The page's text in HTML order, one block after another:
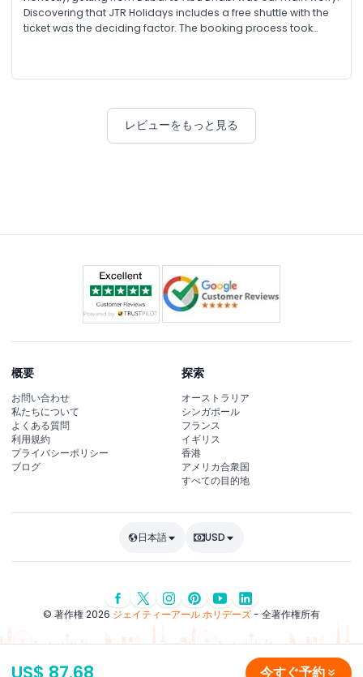
US$ 87.68 今すぐ予約
Discovering that JTR Holidays includes a free shuttle with the
ticket was the deciding factor. The booking process took
レビューをもっと見る
概要
お問い合わせ
私たちについて
よくある質問
利用規約
プライバシーポリシー
ブログ
探索
オーストラリア
シンガポール
フランス
イギリス
香港
アメリカ合衆国
すべての目的地
日本語 USD
© 著作権 2026 ジェイティーアール ホリデーズ- 全著作権所有